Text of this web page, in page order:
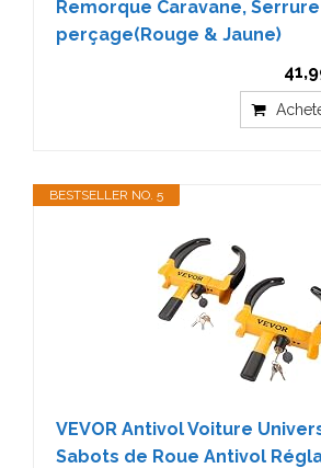
Remorque Caravane,
perçage(Rouge & Jaune)
BESTSELLER NO. 5
VEVOR Antivol Voiture
Sabots de Roue Antivol